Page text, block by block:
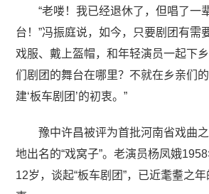
“老喽！我已经退休了，但唱了一
台！”冯振庭说，如今，只要剧团有需
戏服、戴上盔帽，和年轻演员一起下
们剧团的舞台在哪里？不就在乡亲们
建‘板车剧团’的初衷。”
豫中许昌被评为首批河南省戏曲
地出名的“戏窝子”。老演员杨凤娥
12岁，谈起“板车剧团”，已近耄耋之